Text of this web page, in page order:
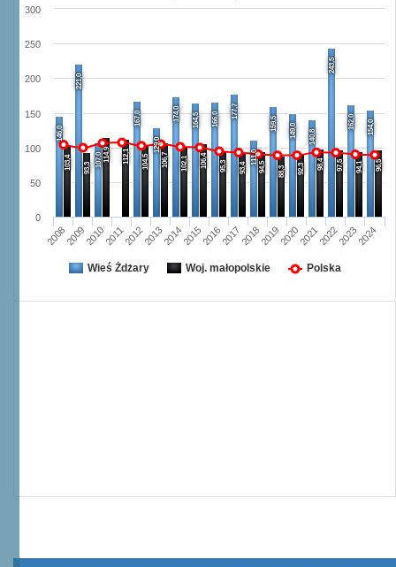
146,0
221,0
107,0
167,0
129,0
174,0 164,5 166,0 177,7
111,0
159,5 149,0 140,8
243,5
162,0 154,0
103,4 93,3
114,9 112,1 104,5 106,7 102,1 106,4 95,3 93,4 94,5 88,3 92,3 98,4 97,5 94,1 96,5
20082009201020112012201320142015201620172018201920202021202220232024
0
50
100
150
200
250
300
Wieś Żdżary Woj. małopolskie Polska